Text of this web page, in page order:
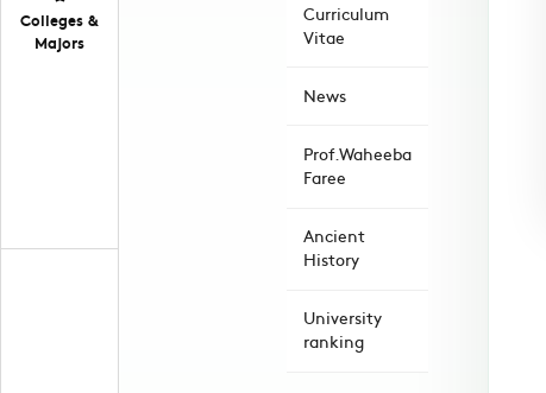
Colleges &
Majors
Curriculum
Vitae
News
Prof.Waheeba
Faree
Ancient
History
University
ranking